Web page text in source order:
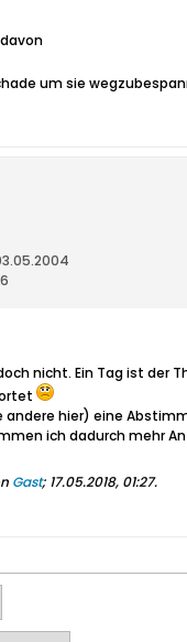
um sie
nicht. Ein Tag ist der
andere hier) eine
ich dadurch mehr
Gast; 17.05.2018, 01:27.